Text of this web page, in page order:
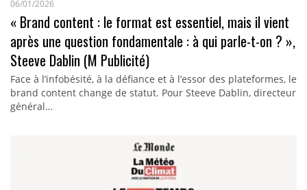
06/01/2026
« Brand content : le format est essentiel, mais il vient
après une question fondamentale : à qui parle-t-on ? »,
Steeve Dablin (M Publicité)
Face à l’infobésité, à la défiance et à l’essor des plateformes, le
brand content change de statut. Pour Steeve Dablin, directeur
général…